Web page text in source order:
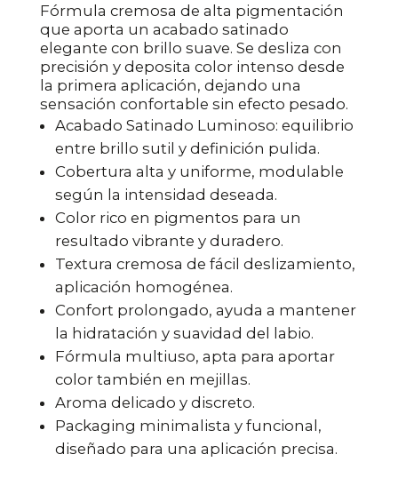
Fórmula cremosa de alta pigmentación
que aporta un acabado satinado
elegante con brillo suave. Se desliza con
precisión y deposita color intenso desde
la primera aplicación, dejando una
sensación confortable sin efecto pesado.
Acabado Satinado Luminoso: equilibrio
entre brillo sutil y definición pulida.
Cobertura alta y uniforme, modulable
según la intensidad deseada.
Color rico en pigmentos para un
resultado vibrante y duradero.
Textura cremosa de fácil deslizamiento,
aplicación homogénea.
Confort prolongado, ayuda a mantener
la hidratación y suavidad del labio.
Fórmula multiuso, apta para aportar
color también en mejillas.
Aroma delicado y discreto.
Packaging minimalista y funcional,
diseñado para una aplicación precisa.